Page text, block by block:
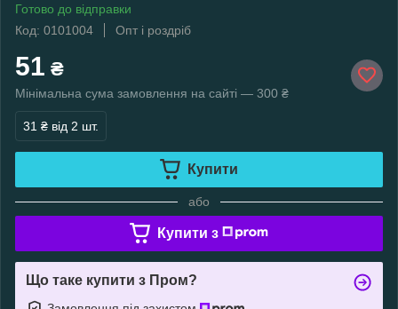
Готово до відправки
Код: 0101004
Опт і роздріб
51 ₴
Мінімальна сума замовлення на сайті — 300 ₴
31 ₴ від 2 шт.
Купити
або
Купити з
Що таке купити з Пром?